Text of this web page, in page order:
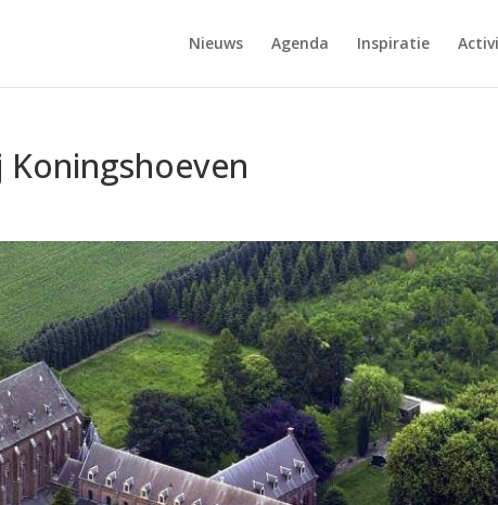
Nieuws Agenda Inspiratie